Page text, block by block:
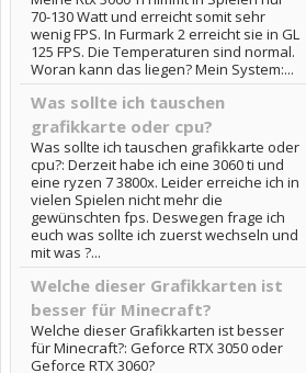
70-130 Watt und erreicht somit sehr
wenig FPS. In Furmark 2 erreicht sie in GL
125 FPS. Die Temperaturen sind normal.
Woran kann das liegen? Mein System:...
Was sollte ich tauschen
grafikkarte oder cpu?
Was sollte ich tauschen grafikkarte oder
cpu?: Derzeit habe ich eine 3060 ti und
eine ryzen 7 3800x. Leider erreiche ich in
vielen Spielen nicht mehr die
gewünschten fps. Deswegen frage ich
euch was sollte ich zuerst wechseln und
mit was ?...
Welche dieser Grafikkarten ist
besser für Minecraft?
Welche dieser Grafikkarten ist besser
für Minecraft?: Geforce RTX 3050 oder
Geforce RTX 3060?